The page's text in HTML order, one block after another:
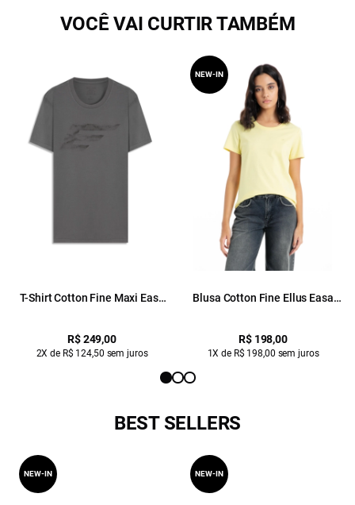
VOCÊ VAI CURTIR TAMBÉM
T-Shirt Cotton Fine Maxi Easa
R$ 249,00
2X de R$ 124,50 sem juros
Blusa Cotton Fine Ellus Easa
R$ 198,00
1X de R$ 198,00 sem juros
NEW-IN
BEST SELLERS
NEW-IN NEW-IN